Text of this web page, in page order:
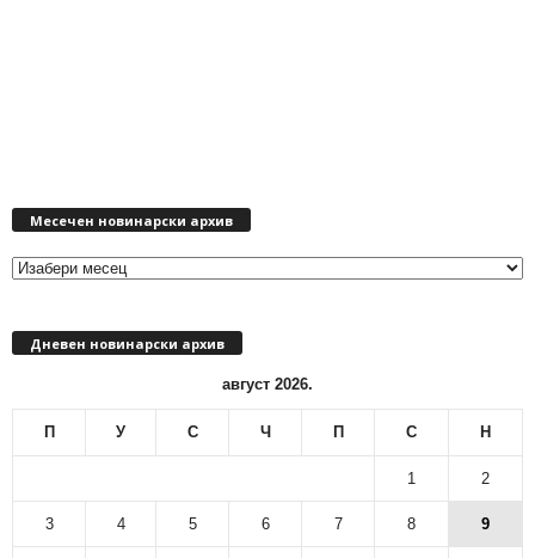
Месечен новинарски архив
в
а
р
с
Дневен новинарски архив
август 2026.
П У С Ч П С Н
1 2
3 4 5 6 7 8 9